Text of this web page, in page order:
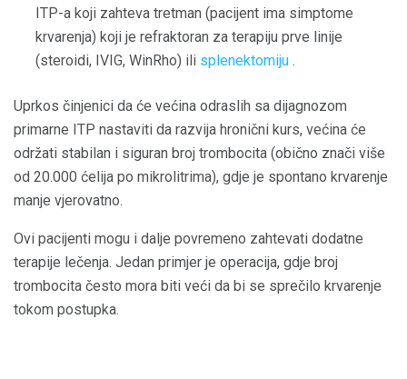
ITP-a koji zahteva tretman (pacijent ima simptome
krvarenja) koji je refraktoran za terapiju prve linije
(steroidi, IVIG, WinRho) ili splenektomiju .
Uprkos činjenici da će većina odraslih sa dijagnozom
primarne ITP nastaviti da razvija hronični kurs, većina će
održati stabilan i siguran broj trombocita (obično znači više
od 20.000 ćelija po mikrolitrima), gdje je spontano krvarenje
manje vjerovatno.
Ovi pacijenti mogu i dalje povremeno zahtevati dodatne
terapije lečenja. Jedan primjer je operacija, gdje broj
trombocita često mora biti veći da bi se sprečilo krvarenje
tokom postupka.